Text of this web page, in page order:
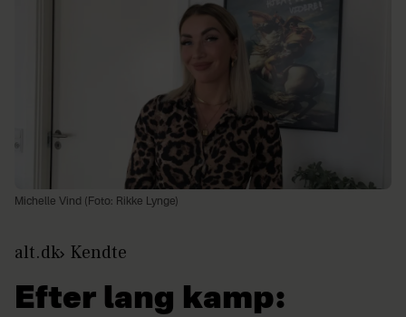
Michelle Vind (Foto: Rikke Lynge)
alt.dk Kendte
Efter lang kamp: